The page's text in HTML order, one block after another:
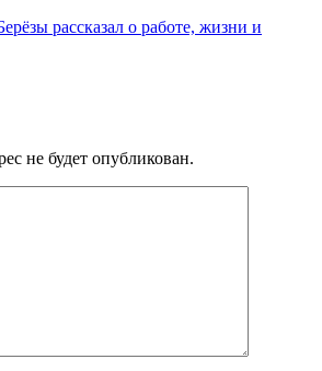
рассказал о работе, жизни и
не будет опубликован.